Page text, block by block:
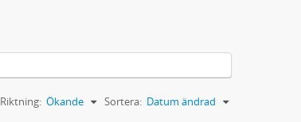
Sortera: Datum ändrad
Riktning: Ökande